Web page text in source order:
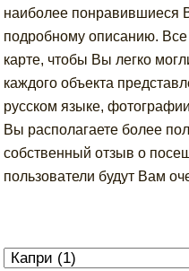
наиболее понравившиеся
подробному описанию.
карте, чтобы Вы легко
каждого объекта
русском языке,
Вы располагаете более
собственный отзыв о
пользователи будут Вам